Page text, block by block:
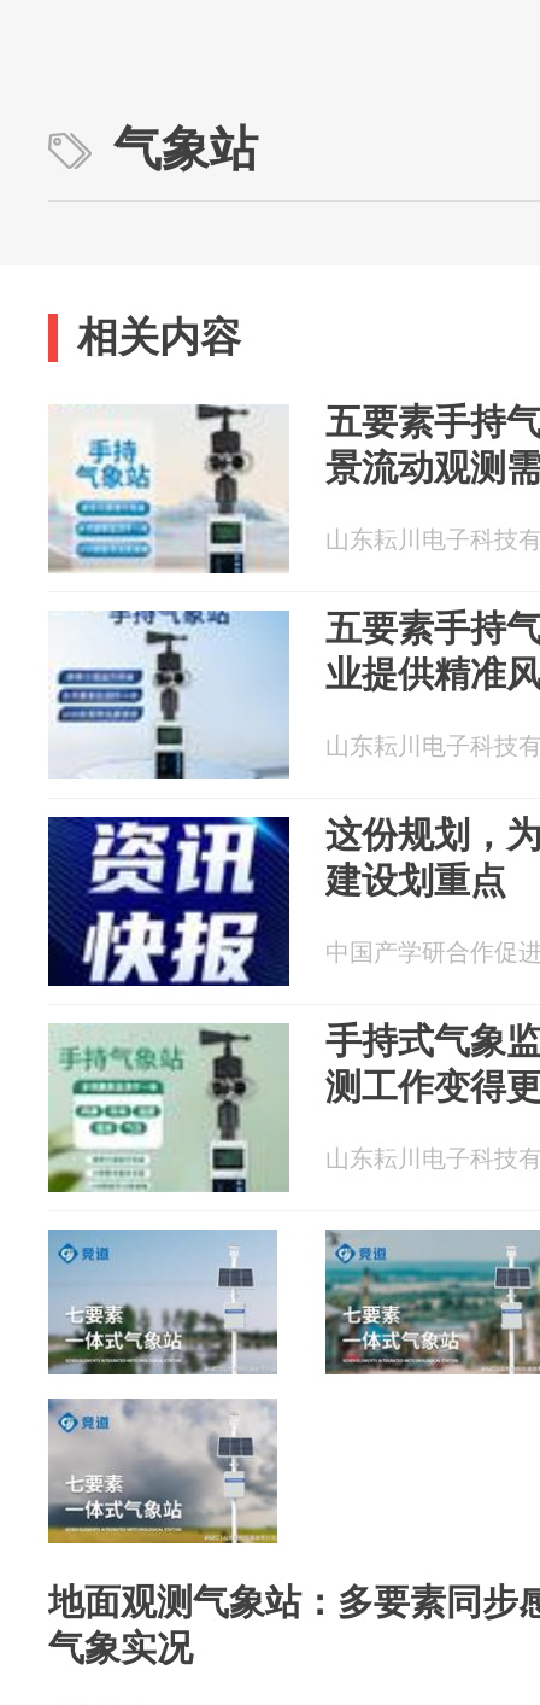
气象站
相关内容
五要素手持
景流动观测
山东耘川电子科技
五要素手持
业提供精准
山东耘川电子科技
这份规划，
建设划重点
中国产学研合作促
手持式气象
测工作变得
山东耘川电子科技
地面观测气象站：多要素同步
气象实况